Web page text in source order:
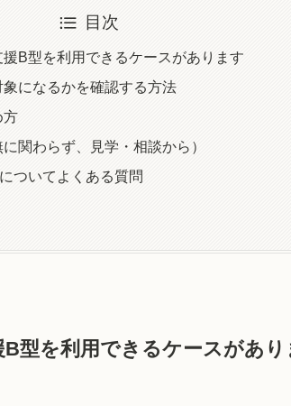
目次
B型を利用できるケースがあります
になるかを確認する方法
方
関わらず、見学・相談から）
ついてよくある質問
型を利用できるケースがあ